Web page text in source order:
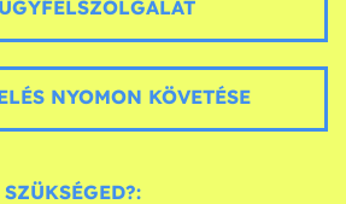
NYOMON KÖVETÉSE